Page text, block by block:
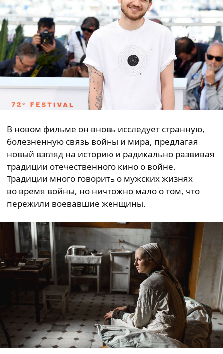
В новом фильме он вновь исследует странную,
болезненную связь войны и мира, предлагая
новый взгляд на историю и радикально развивая
традиции отечественного кино о войне.
Традиции много говорить о мужских жизнях
во время войны, но ничтожно мало о том, что
пережили воевавшие женщины.